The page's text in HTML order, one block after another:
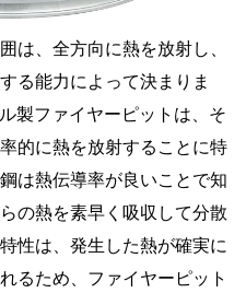
は、全方向に熱を放射し、
る能力によって決まりま
製ファイヤーピットは、そ
的に熱を放射することに特
は熱伝導率が良いことで知
の熱を素早く吸収して分散
性は、発生した熱が確実に
るため、ファイヤーピット